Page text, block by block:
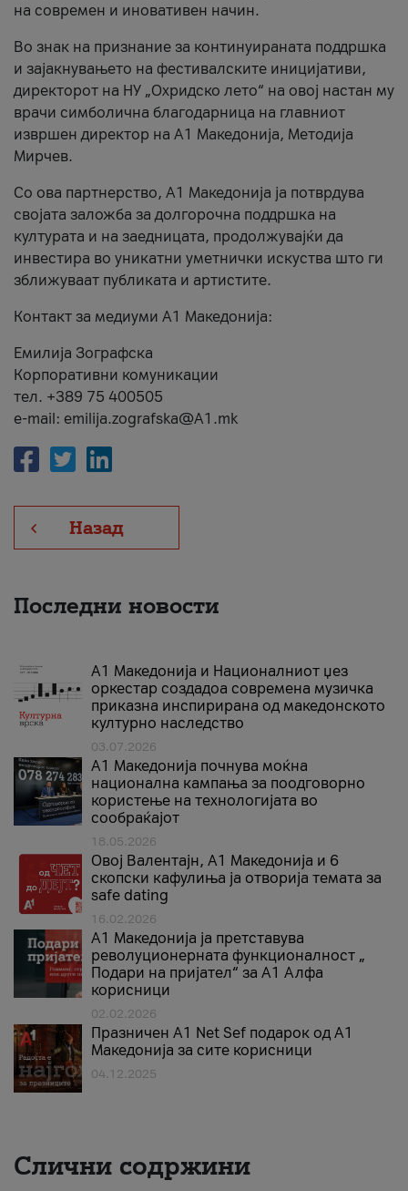
на современ и иновативен начин.
Во знак на признание за континуираната поддршка
и зајакнувањето на фестивалските иницијативи,
директорот на НУ „Охридско лето“ на овој настан му
врачи симболична благодарница на главниот
извршен директор на A1 Македонија, Методија
Мирчев.
Со ова партнерство, A1 Македонија ја потврдува
својата заложба за долгорочна поддршка на
културата и на заедницата, продолжувајќи да
инвестира во уникатни уметнички искуства што ги
зближуваат публиката и артистите.
Контакт за медиуми А1 Македонија:
Емилија Зографска
Корпоративни комуникации
тел. +389 75 400505
e-mail: emilija.zografska@A1.mk
Назад
Последни новости
А1 Македонија и Националниот џез
оркестар создадоа современа музичка
приказна инспирирана од македонското
културно наследство
03.07.2026
A1 Македонија почнува моќна
национална кампања за поодговорно
користење на технологијата во
сообраќајот
18.05.2026
Овој Валентајн, A1 Македонија и 6
скопски кафулиња ја отворија темата за
safe dating
16.02.2026
А1 Македонија ја претставува
револуционерната функционалност „
Подари на пријател“ за А1 Алфа
корисници
02.02.2026
Празничен A1 Net Sеf подарок од А1
Македонија за сите корисници
04.12.2025
Слични содржини